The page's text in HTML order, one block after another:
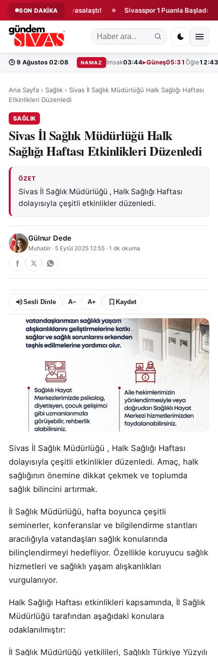
SON DAKİKA
kanun teklifi yasalaştı! ◆ Sivasspor 1 Puanla Başladı! ◆
🕒 9 Ağustos 02:08 NAMAZ İmsak03:44 Güneş05:31 Öğle12:43
Ana Sayfa › Sağlık › Sivas İl Sağlık Müdürlüğü Halk Sağlığı Haftası
Etkinlikleri Düzenledi
SAĞLIK
Sivas İl Sağlık Müdürlüğü Halk
Sağlığı Haftası Etkinlikleri Düzenledi
ÖZET
Sivas İl Sağlık Müdürlüğü , Halk Sağlığı Haftası
dolayısıyla çeşitli etkinlikler düzenledi.
Gülnur Dede
Muhabir · 5 Eylül 2025 12:55 · 1 dk okuma
Sesli Dinle A− A+ Kaydet
Sivas İl Sağlık Müdürlüğü , Halk Sağlığı Haftası
dolayısıyla çeşitli etkinlikler düzenledi. Amaç, halk
sağlığının önemine dikkat çekmek ve toplumda
sağlık bilincini artırmak.
İl Sağlık Müdürlüğü, hafta boyunca çeşitli
seminerler, konferanslar ve bilgilendirme stantları
aracılığıyla vatandaşları sağlık konularında
bilinçlendirmeyi hedefliyor. Özellikle koruyucu sağlık
hizmetleri ve sağlıklı yaşam alışkanlıkları
vurgulanıyor.
Halk Sağlığı Haftası etkinlikleri kapsamında, İl Sağlık
Müdürlüğü tarafından aşağıdaki konulara
odaklanılmıştır:
İl Sağlık Müdürlüğü yetkilileri, Sağlıklı Türkiye Yüzyılı